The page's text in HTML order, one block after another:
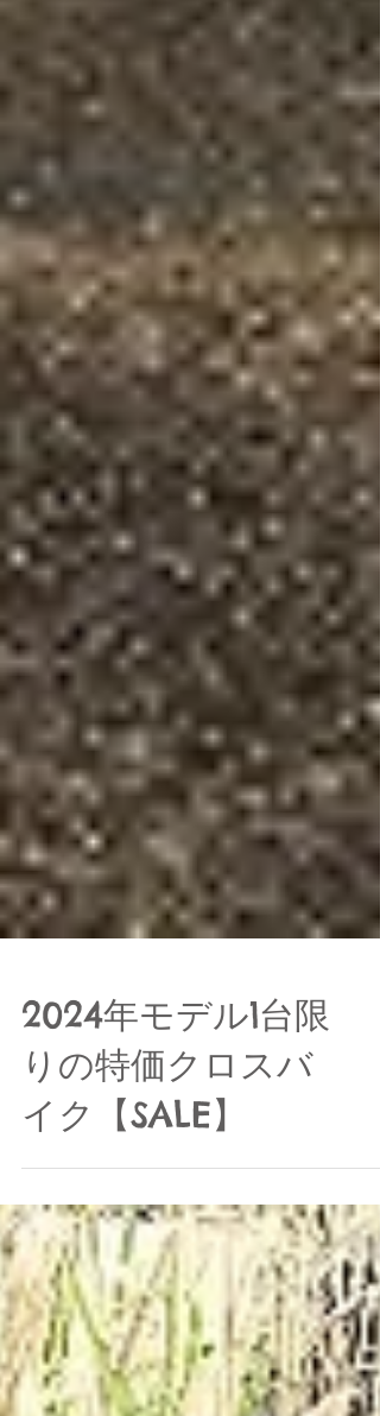
2024年モデル1台限
りの特価クロスバ
イク【SALE】